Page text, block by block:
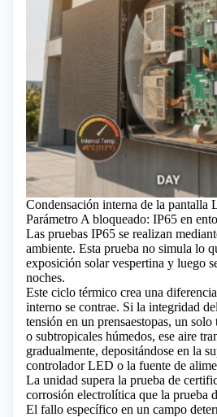
Condensación interna de la pantalla
Parámetro A bloqueado: IP65 en
Las pruebas IP65 se realizan
ambiente. Esta prueba no simula lo
exposición solar vespertina y luego
noches.
Este ciclo térmico crea una
interno se contrae. Si la integridad
tensión en un prensaestopas, un
o subtropicales húmedos, ese aire
gradualmente, depositándose en la
controlador LED o la fuente de
La unidad supera la prueba de
corrosión electrolítica que la prueba
El fallo específico en un campo